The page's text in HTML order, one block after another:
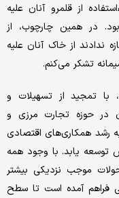
از قلمرو آنان علیه
در همین چارچوب، از
ندادند از خاک آنان علیه
تشکر می‌کنم.
تمجید از تسهیلات و
در حوزه تجارت مرزی و
رشد همکاری‌های اقتصادی
توسعه یابد. با وجود همه
موجب نزدیکی بیشتر
فراهم آمده است تا سطح